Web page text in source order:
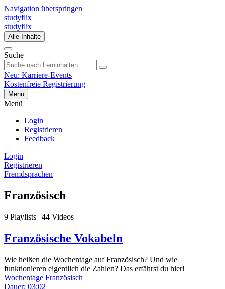
Navigation überspringen
studyflix
studyflix
Alle Inhalte
Suche
Neu: Karriere-Events
Kostenfreie Registrierung
Menü
Menü
Login
Registrieren
Feedback
Login
Registrieren
Fremdsprachen
Französisch
9 Playlists | 44 Videos
Französische Vokabeln
Wie heißen die Wochentage auf Französisch? Und wie
funktionieren eigentlich die Zahlen? Das erfährst du hier!
Wochentage Französisch
Dauer: 03:02